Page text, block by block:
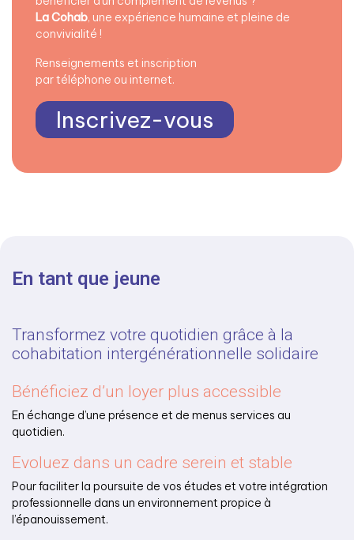
La Cohab, une expérience humaine et pleine de
convivialité !
Renseignements et inscription
par téléphone ou internet.
Inscrivez-vous
En tant que jeune
Transformez votre quotidien grâce à la
cohabitation intergénérationnelle solidaire
Bénéficiez d’un loyer plus accessible
En échange d’une présence et de menus services au
quotidien.
Evoluez dans un cadre serein et stable
Pour faciliter la poursuite de vos études et votre intégration
professionnelle dans un environnement propice à
l’épanouissement.